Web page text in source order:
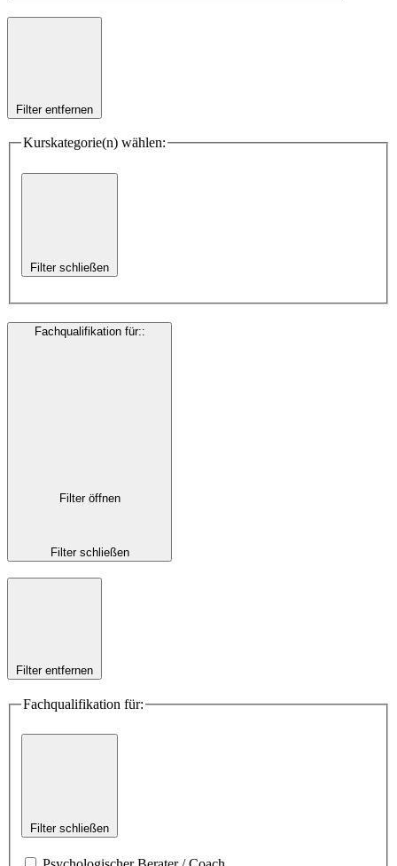
Filter entfernen
Kurskategorie(n) wählen:
Filter schließen
Fachqualifikation für::
Filter öffnen
Filter schließen
Filter entfernen
Fachqualifikation für:
Filter schließen